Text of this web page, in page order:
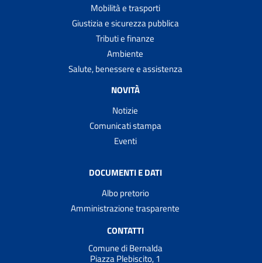
Mobilità e trasporti
Giustizia e sicurezza pubblica
Tributi e finanze
Ambiente
Salute, benessere e assistenza
NOVITÀ
Notizie
Comunicati stampa
Eventi
DOCUMENTI E DATI
Albo pretorio
Amministrazione trasparente
CONTATTI
Comune di Bernalda
Piazza Plebiscito, 1